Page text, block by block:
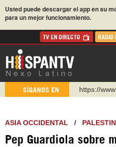
Usted puede descargar el app en su
para un mejor funcionamiento.
TV EN DIRECTO RADIO
SÍGANOS EN
https://
https://
https://
https://
ASIA OCCIDENTAL /
Pep Guardiola sobre